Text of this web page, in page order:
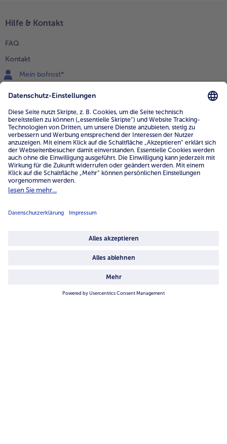
Hilfe & Kontakt
FAQ
Kontakt
Mein bofrost*
0800 - 000 19 18
Mo.-Fr.: 7-21 Uhr Sa: 8-16 Uhr
Service
Unternehmen
Über uns